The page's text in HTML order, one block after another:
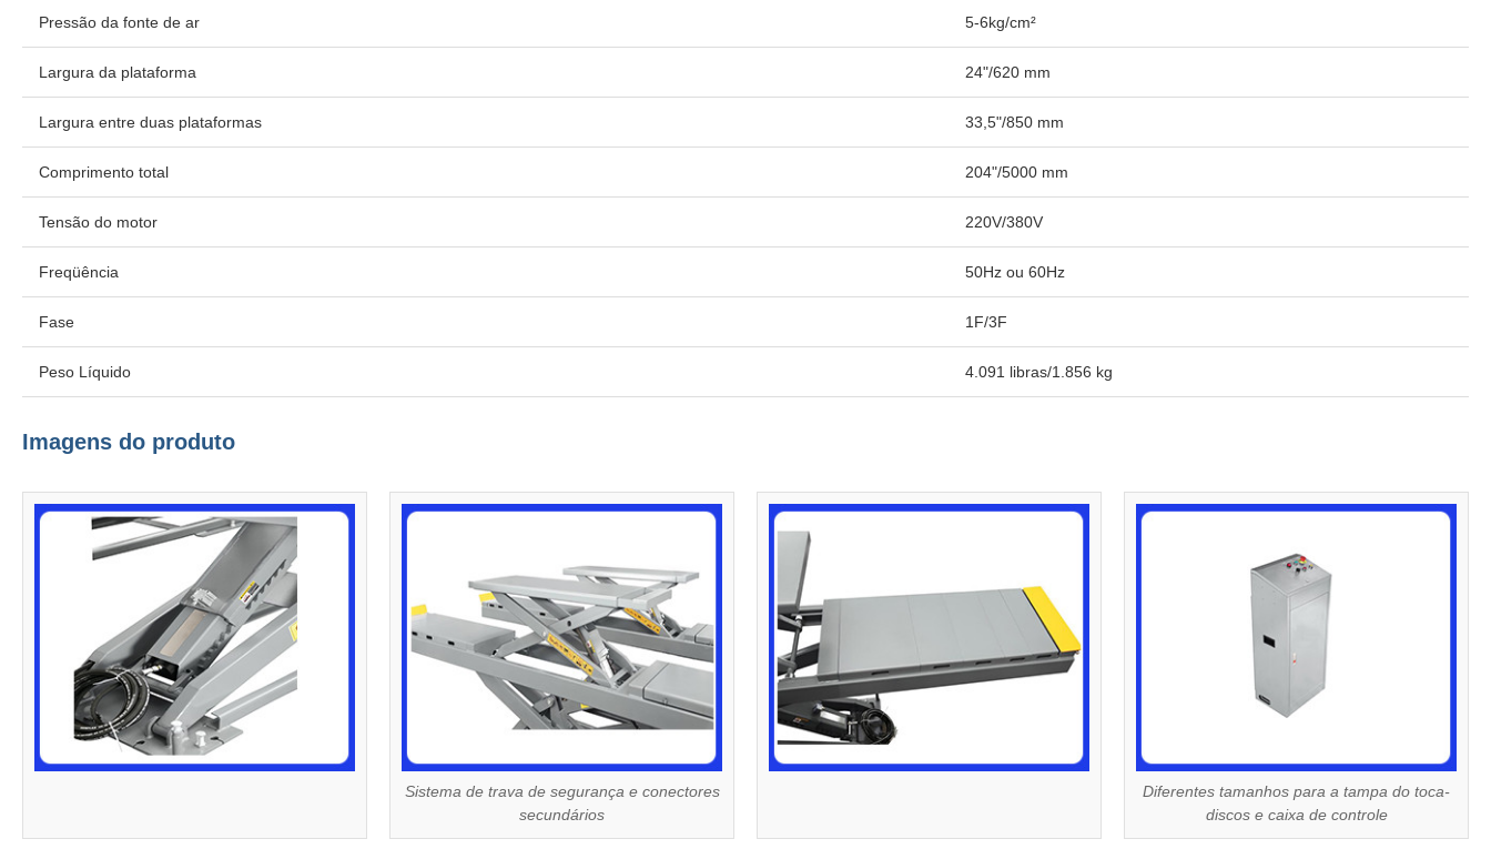
Pressão da fonte de ar 5-6kg/cm²
Largura da plataforma 24"/620 mm
Largura entre duas plataformas 33,5"/850 mm
Comprimento total 204"/5000 mm
Tensão do motor 220V/380V
Freqüência 50Hz ou 60Hz
Fase 1F/3F
Peso Líquido 4.091 libras/1.856 kg
Imagens do produto
Sistema de trava de segurança e conectores
secundários
Diferentes tamanhos para a tampa do toca-
discos e caixa de controle